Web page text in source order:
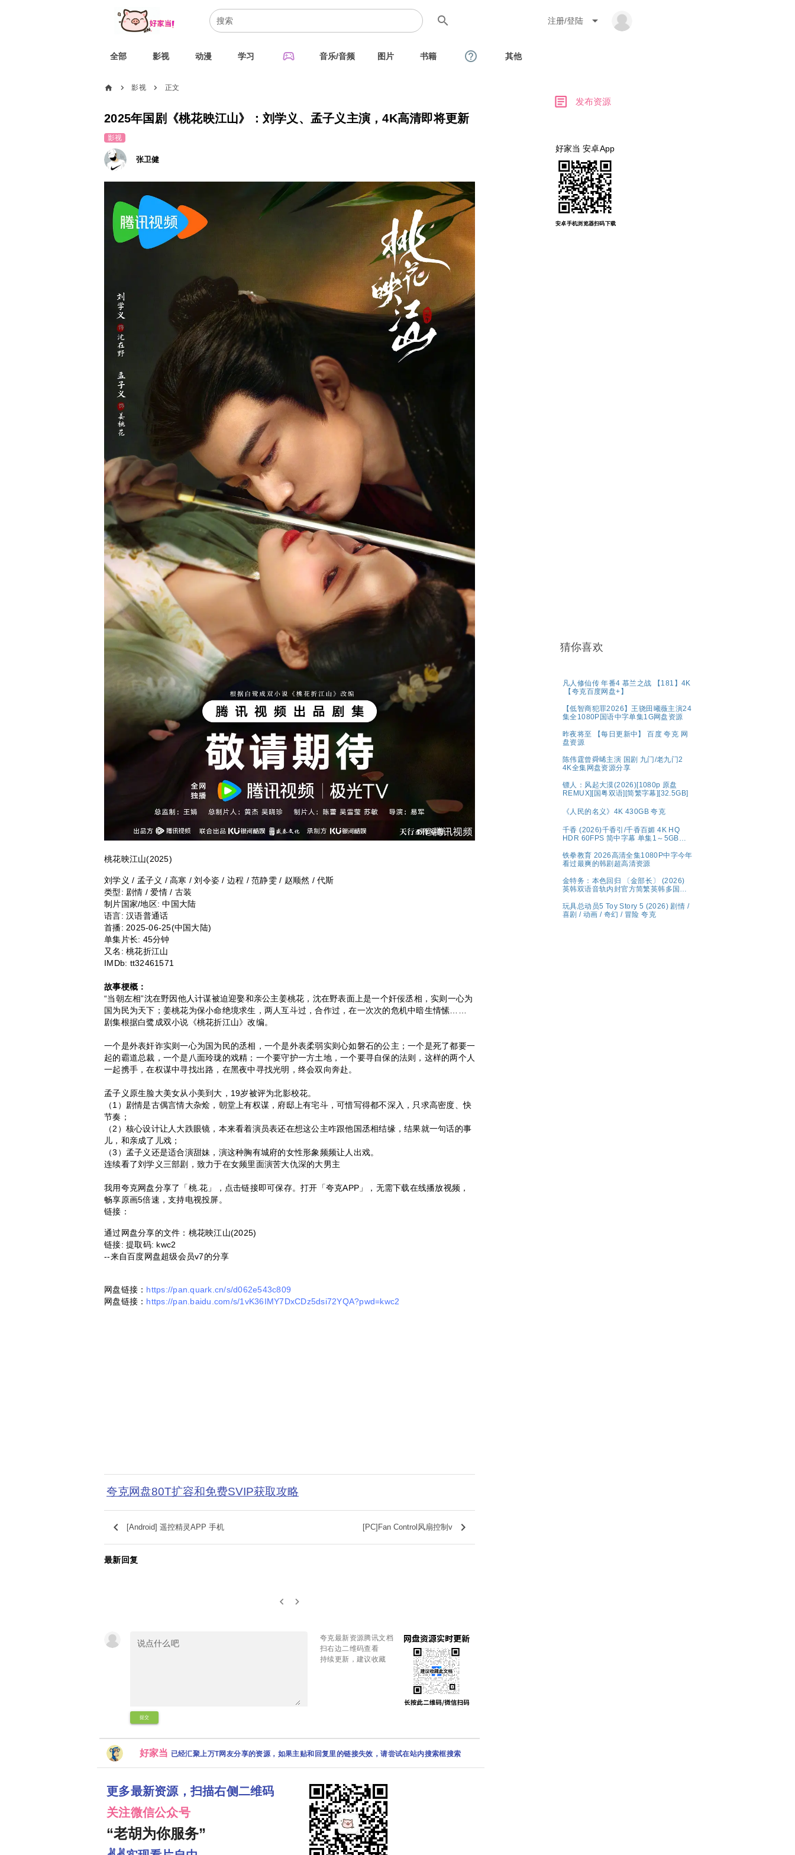
search 注册/登陆 arrow_drop_down
全部 影视 动漫 学习 sports_esports 音乐/音频 图片 书籍 help_outline 其他
home chevron_right 影视 chevron_right 正文
2025年国剧《桃花映江山》：刘学义、孟子义主演，4K高清即将更新
影视
张卫健
桃花映江山(2025)
刘学义 / 孟子义 / 高寒 / 刘令姿 / 边程 / 范静雯 / 赵顺然 / 代斯
类型: 剧情 / 爱情 / 古装
制片国家/地区: 中国大陆
语言: 汉语普通话
首播: 2025-06-25(中国大陆)
单集片长: 45分钟
又名: 桃花折江山
IMDb: tt32461571
故事梗概：
“当朝左相”沈在野因他人计谋被迫迎娶和亲公主姜桃花，沈在野表面上是一个奸佞丞相，实则一心为
国为民为天下；姜桃花为保小命绝境求生，两人互斗过，合作过，在一次次的危机中暗生情愫……
剧集根据白鹭成双小说《桃花折江山》改编。
一个是外表奸诈实则一心为国为民的丞相，一个是外表柔弱实则心如磐石的公主；一个是死了都要一
起的霸道总裁，一个是八面玲珑的戏精；一个要守护一方土地，一个要寻自保的法则，这样的两个人
一起携手，在权谋中寻找出路，在黑夜中寻找光明，终会双向奔赴。
孟子义原生脸大美女从小美到大，19岁被评为北影校花。
（1）剧情是古偶言情大杂烩，朝堂上有权谋，府邸上有宅斗，可惜写得都不深入，只求高密度、快
节奏；
（2）核心设计让人大跌眼镜，本来看着演员表还在想这公主咋跟他国丞相结缘，结果就一句话的事
儿，和亲成了儿戏；
（3）孟子义还是适合演甜妹，演这种胸有城府的女性形象频频让人出戏。
连续看了刘学义三部剧，致力于在女频里面演苦大仇深的大男主
我用夸克网盘分享了「桃.花」，点击链接即可保存。打开「夸克APP」，无需下载在线播放视频，
畅享原画5倍速，支持电视投屏。
链接：
通过网盘分享的文件：桃花映江山(2025)
链接: 提取码: kwc2
--来自百度网盘超级会员v7的分享
网盘链接： https://pan.quark.cn/s/d062e543c809
网盘链接： https://pan.baidu.com/s/1vK36IMY7DxCDz5dsi72YQA?pwd=kwc2
夸克网盘80T扩容和免费SVIP获取攻略
keyboard_arrow_left [Android] 遥控精灵APP 手机 [PC]Fan Control风扇控制v keyboard_arrow_right
最新回复
keyboard_arrow_left keyboard_arrow_right
提交
夸克最新资源腾讯文档
扫右边二维码查看
持续更新，建议收藏
好家当 已经汇聚上万T网友分享的资源，如果主贴和回复里的链接失效，请尝试在站内搜索框搜索
更多最新资源，扫描右侧二维码
关注微信公众号
“老胡为你服务”
article 发布资源
好家当 安卓App
安卓手机浏览器扫码下载
猜你喜欢
凡人修仙传 年番4 慕兰之战 【181】4K
【夸克百度网盘+】
【低智商犯罪2026】王骁田曦薇主演24
集全1080P国语中字单集1G网盘资源
昨夜将至 【每日更新中】 百度 夸克 网
盘资源
陈伟霆曾舜晞主演 国剧 九门/老九门2
4K全集网盘资源分享
镖人：风起大漠(2026)[1080p 原盘
REMUX][国粤双语][简繁字幕][32.5GB]
《人民的名义》4K 430GB 夸克
千香 (2026)千香引/千香百媚 4K HQ
HDR 60FPS 简中字幕 单集1～5GB】
铁拳教育 2026高清全集1080P中字今年
看过最爽的韩剧超高清资源
金特务：本色回归 〔金部长〕 (2026)
英韩双语音轨内封官方简繁英韩多国字
3GB】
玩具总动员5 Toy Story 5 (2026) 剧情 /
喜剧 / 动画 / 奇幻 / 冒险 夸克